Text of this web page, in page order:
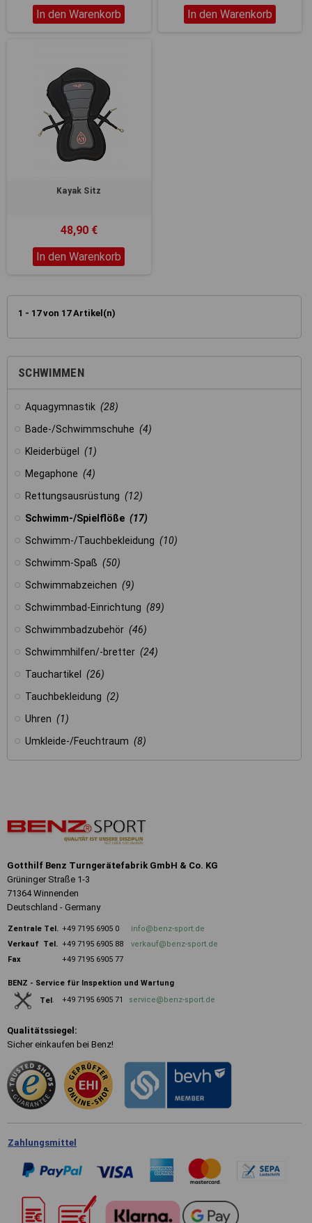
SCHWIMMEN
Aquagymnastik (28)
Bade-/Schwimmschuhe (4)
Kleiderbügel
(1)
Megaphone (4)
Rettungsausrüstung (12)
Schwimm-/Spielflöße (17)
Schwimm-/Tauchbekleidung (10)
Schwimm-Spaß (50)
Schwimmabzeichen (9)
Schwimmbad-Einrichtung (89)
Schwimmbadzubehör (46)
Schwimmhilfen/-bretter (24)
Tauchartikel
(26)
Tauchbekleidung (2)
Uhren (1)
Umkleide-/Feuchtraum (8)
In den Warenkorb
In den Warenkorb
Kayak Sitz
48,90 €
In den Warenkorb
1 - 17 von 17 Artikel(n)
Gotthilf Benz Turngerätefabrik GmbH & Co. KG
Grüninger Straße 1-3
71364 Winnenden
Deutschland - Germany
Zentrale Tel. +49 7195 6905 0
info@benz-sport.de
Verkauf Tel. +49 7195 6905 88
verkauf@benz-sport.de
Fax
+49 7195 6905 77
BENZ - Service für Inspektion und Wartung
Tel. +49 7195 6905 71 service@benz-sport.de
Qualitätssiegel:
Sicher einkaufen bei Benz!
Zahlungsmittel